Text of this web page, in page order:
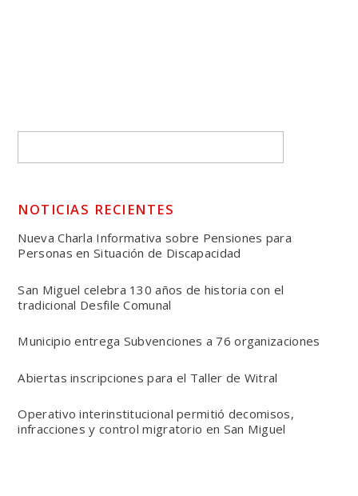
NOTICIAS RECIENTES
Nueva Charla Informativa sobre Pensiones para
Personas en Situación de Discapacidad
San Miguel celebra 130 años de historia con el
tradicional Desfile Comunal
Municipio entrega Subvenciones a 76 organizaciones
Abiertas inscripciones para el Taller de Witral
Operativo interinstitucional permitió decomisos,
infracciones y control migratorio en San Miguel